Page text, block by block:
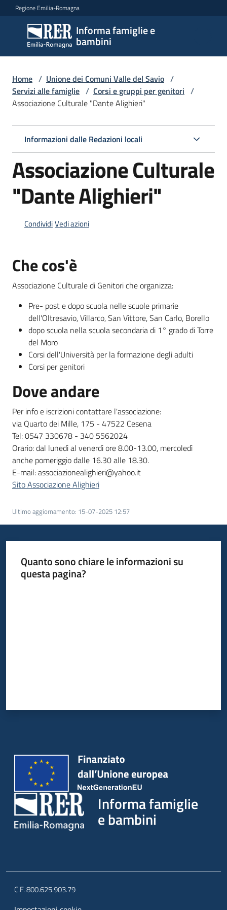
Vai al contenuto
Vai alla navigazione
Vai al footer
Regione Emilia-Romagna
Informa famiglie e
bambini
Informa
famiglie
e
bambini
Menu selezionato
Centri
per
famiglie
Informazioni
locali
Newsletter
Home / Unione dei Comuni Valle del Savio /
Servizi alle famiglie / Corsi e gruppi per genitori /
Associazione Culturale "Dante Alighieri"
Informazioni dalle Redazioni locali
Associazione Culturale
"Dante Alighieri"
CondividiVedi azioni
Che cos'è
Associazione Culturale di Genitori che organizza:
Pre- post e dopo scuola nelle scuole primarie
dell'Oltresavio, Villarco, San Vittore, San Carlo, Borello
dopo scuola nella scuola secondaria di 1° grado di Torre
del Moro
Corsi dell'Università per la formazione degli adulti
Corsi per genitori
Dove andare
Per info e iscrizioni contattare l'associazione:
via Quarto dei Mille, 175 - 47522 Cesena
Tel: 0547 330678 - 340 5562024
Orario: dal lunedì al venerdì ore 8.00-13.00, mercoledì
anche pomeriggio dalle 16.30 alle 18.30.
E-mail: associazionealighieri@yahoo.it
Sito Associazione Alighieri
Ultimo aggiornamento: 15-07-2025 12:57
Quanto sono chiare le informazioni su
questa pagina?
Informa famiglie
e bambini
C.F. 800.625.903.79